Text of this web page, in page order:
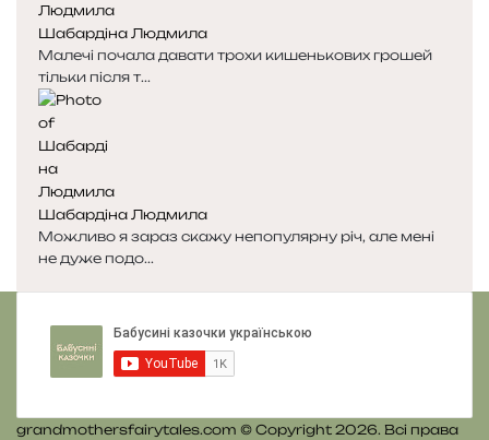
Шабардіна Людмила
Малечі почала давати трохи кишенькових грошей
тільки після т...
Шабардіна Людмила
Можливо я зараз скажу непопулярну річ, але мені
не дуже подо...
grandmothersfairytales.com © Copyright 2026. Всі права